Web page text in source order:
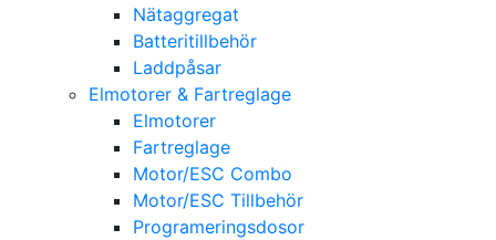
Nätaggregat
Batteritillbehör
Laddpåsar
Elmotorer & Fartreglage
Elmotorer
Fartreglage
Motor/ESC Combo
Motor/ESC Tillbehör
Programeringsdosor